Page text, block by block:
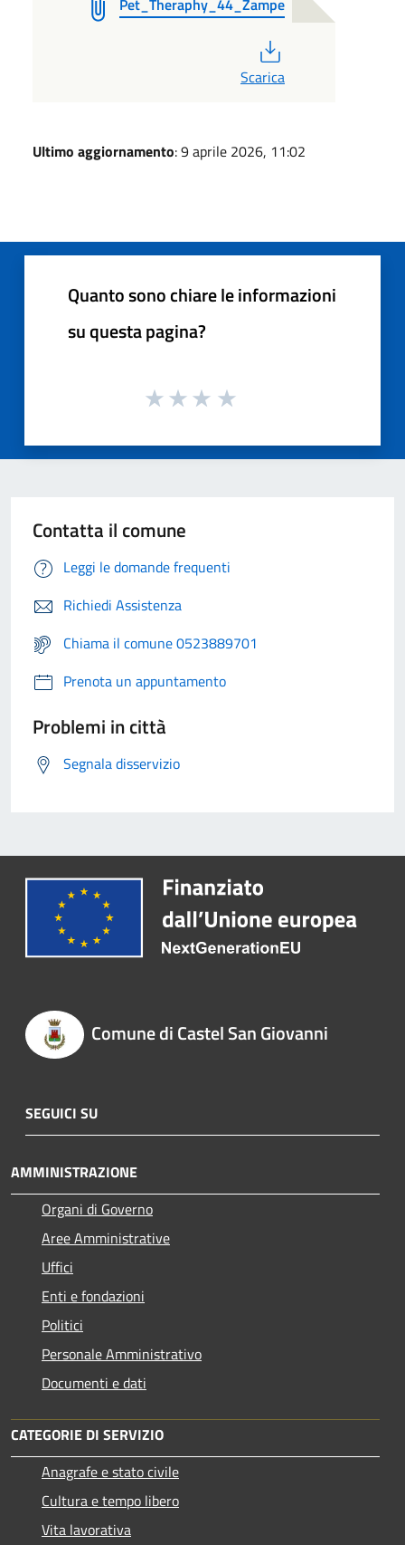
Scarica
Ultimo aggiornamento: 9 aprile 2026, 11:02
Quanto sono chiare le informazioni
su questa pagina?
Contatta il comune
Leggi le domande frequenti
Richiedi Assistenza
Chiama il comune 0523889701
Prenota un appuntamento
Problemi in città
Segnala disservizio
Comune di Castel San Giovanni
SEGUICI SU
AMMINISTRAZIONE
Organi di Governo
Aree Amministrative
Uffici
Enti e fondazioni
Politici
Personale Amministrativo
Documenti e dati
CATEGORIE DI SERVIZIO
Anagrafe e stato civile
Cultura e tempo libero
Vita lavorativa